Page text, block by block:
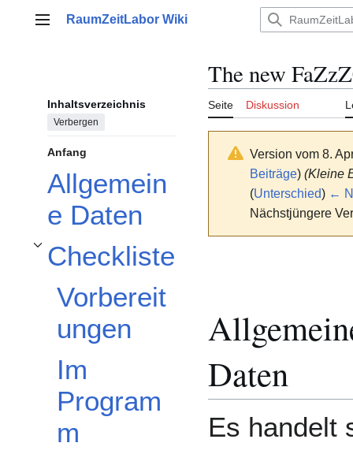
Hauptmenü
RaumZeitLabor Wiki
Inhaltsverzeichnis
Verbergen
Anfang
Allgemein
e Daten
Checkliste
Unterabschnitt Checkliste umschalten
Vorbereit
ungen
Im
Program
m
The new
Seite Diskussion
Version vom 8.
Beiträge) (Kleine
(Unterschied) ←
Nächstjüngere
Daten
Es handelt